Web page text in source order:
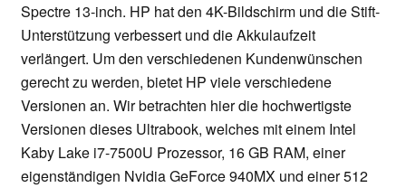
Spectre 13-inch. HP hat den 4K-Bildschirm und die Stift-
Unterstützung verbessert und die Akkulaufzeit
verlängert. Um den verschiedenen Kundenwünschen
gerecht zu werden, bietet HP viele verschiedene
Versionen an. Wir betrachten hier die hochwertigste
Versionen dieses Ultrabook, welches mit einem Intel
Kaby Lake i7-7500U Prozessor, 16 GB RAM, einer
eigenständigen Nvidia GeForce 940MX und einer 512